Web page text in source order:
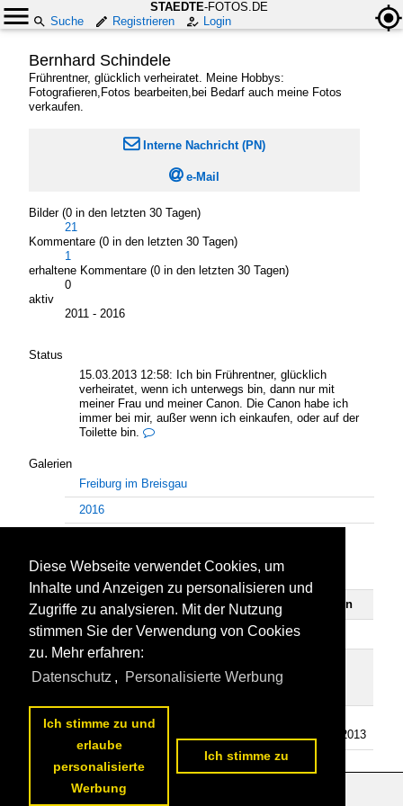
STAEDTE-FOTOS.DE
Suche
Registrieren Login
Bernhard Schindele
Frührentner, glücklich verheiratet. Meine Hobbys:
Fotografieren,Fotos bearbeiten,bei Bedarf auch meine Fotos
verkaufen.
 Interne Nachricht (PN)
e-Mail
Bilder (0 in den letzten 30 Tagen)
21
Kommentare (0 in den letzten 30 Tagen)
1
erhaltene Kommentare (0 in den letzten 30 Tagen)
0
aktiv
2011 - 2016
Status
15.03.2013 12:58: Ich bin Frührentner, glücklich
verheiratet, wenn ich unterwegs bin, dann nur mit
meiner Frau und meiner Canon. Die Canon habe ich
immer bei mir, außer wenn ich einkaufen, oder auf der
Toilette bin. 
Galerien
Freiburg im Breisgau
2016
Bilder Kommentare
geschrieben erhalten
Landschaftsfotos.eu 8 0
fotos.de
Tier-fotos.eu
26.04.2013
Diese Webseite verwendet Cookies, um
Inhalte und Anzeigen zu personalisieren und
Zugriffe zu analysieren. Mit der Nutzung
stimmen Sie der Verwendung von Cookies
zu. Mehr erfahren:
Datenschutz , Personalisierte Werbung
Ich stimme zu und
erlaube
personalisierte
Werbung
Ich stimme zu